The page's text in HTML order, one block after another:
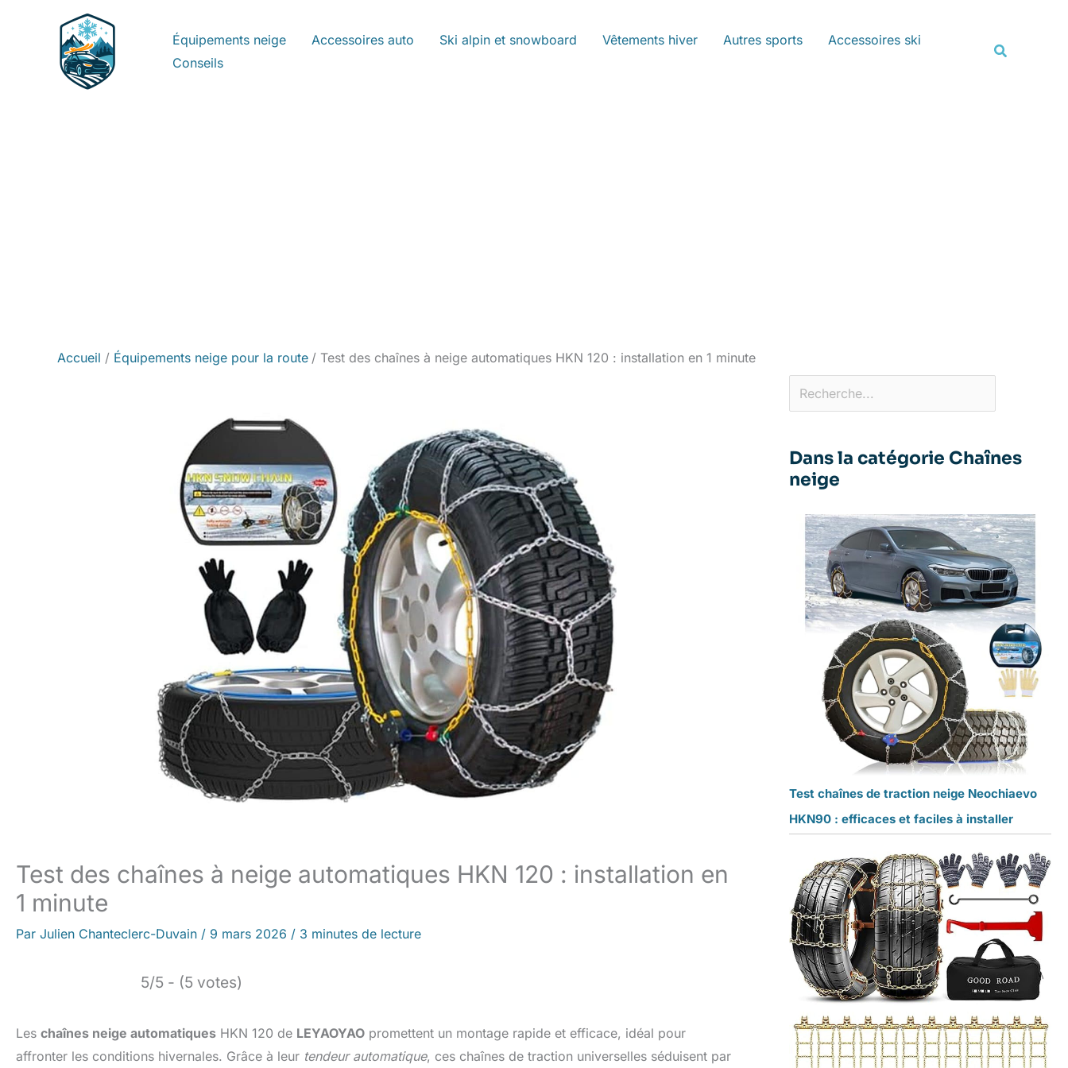
Équipements neige Accessoires auto Ski alpin et snowboard Vêtements hiver Autres sports
Accessoires ski
Conseils
Accueil Équipements neige pour la route Test des chaînes à neige automatiques HKN 120 : installation en 1 minute
Test des chaînes à neige automatiques HKN 120 : installation en
1 minute
Par Julien Chanteclerc-Duvain / 9 mars 2026 / 3 minutes de lecture
5/5 - (5 votes)
Les chaînes neige automatiques HKN 120 de LEYAOYAO promettent un montage rapide et efficace, idéal pour
affronter les conditions hivernales. Grâce à leur tendeur automatique, ces chaînes de traction universelles séduisent par
Dans la catégorie Chaînes
neige
Test chaînes de traction neige Neochiaevo
HKN90 : efficaces et faciles à installer